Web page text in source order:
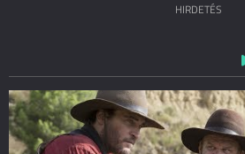
HIRDETÉS